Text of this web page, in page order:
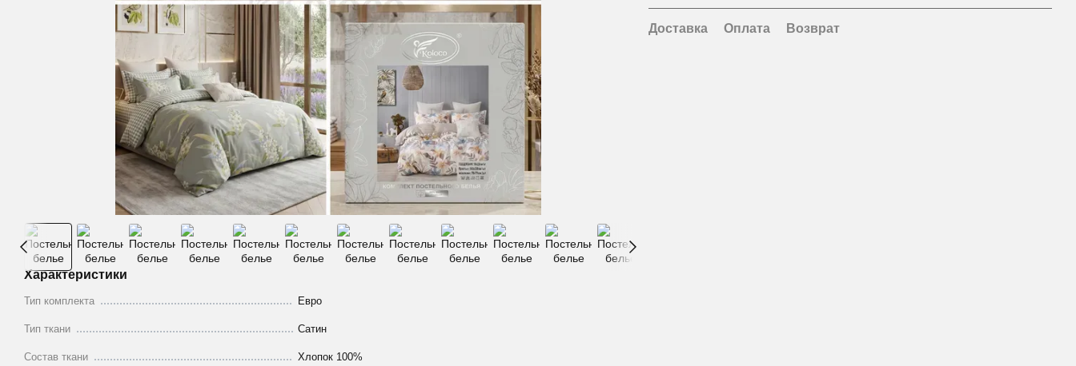
Характеристики
Тип комплекта Евро
Тип ткани Сатин
Состав ткани Хлопок 100%
Доставка Оплата Возврат